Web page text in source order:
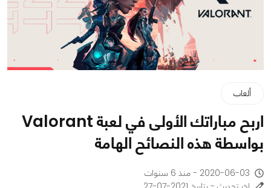
ألعاب
اربح مباراتك الأولى في لعبة Valorant
بواسطة هذه النصائح الهامة
2020-06-03 - منذ 6 سنوات